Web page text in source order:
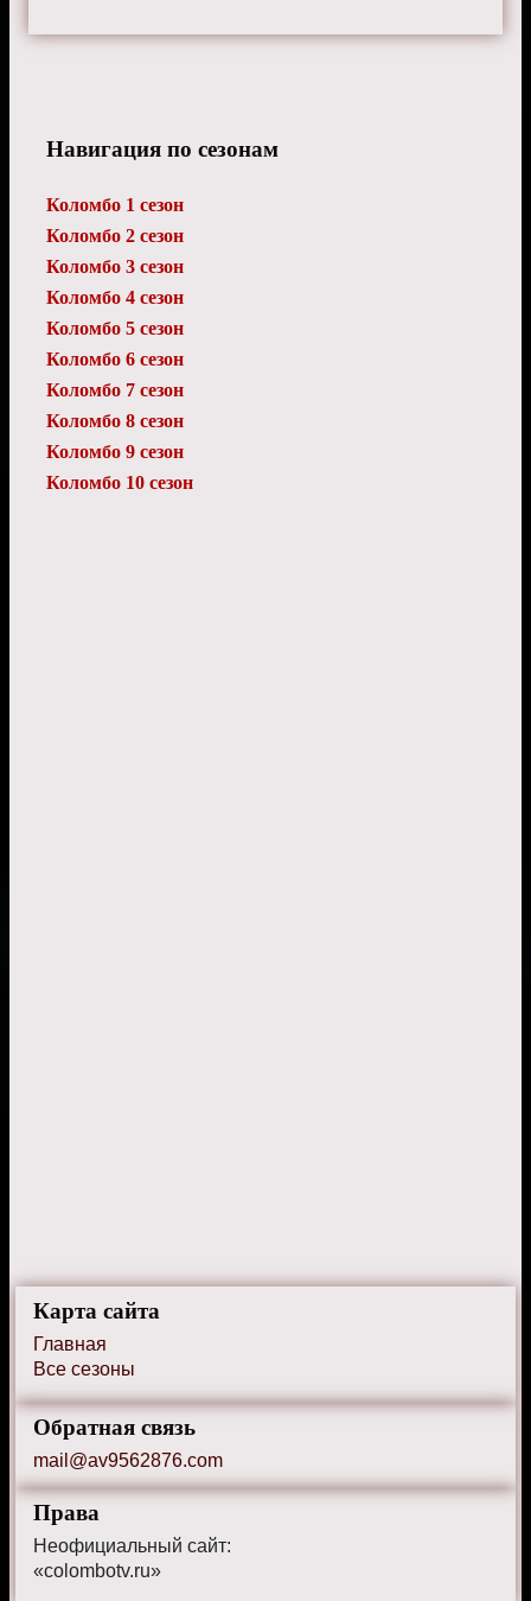
Навигация по сезонам
Коломбо 1 сезон
Коломбо 2 сезон
Коломбо 3 сезон
Коломбо 4 сезон
Коломбо 5 сезон
Коломбо 6 сезон
Коломбо 7 сезон
Коломбо 8 сезон
Коломбо 9 сезон
Коломбо 10 сезон
Карта сайта
Главная
Все сезоны
Обратная связь
mail@av9562876.com
Права
Неофициальный сайт:
«colombotv.ru»